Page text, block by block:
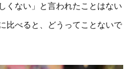
くない」と言われたことはない
比べると、どうってことないで